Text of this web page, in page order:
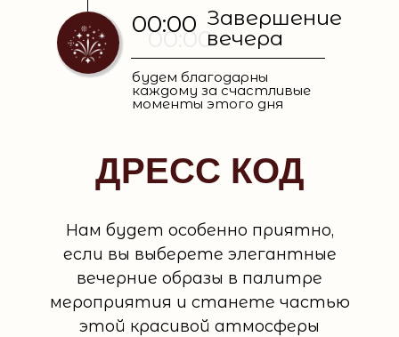
00:00
00:00 Завершение
вечера
будем благодарны
каждому за счастливые
моменты этого дня
ДРЕСС КОД
Нам будет особенно приятно,
если вы выберете элегантные
вечерние образы в палитре
мероприятия и станете частью
этой красивой атмосферы